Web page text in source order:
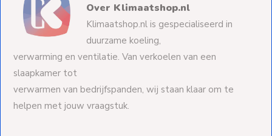
Over Klimaatshop.nl
Klimaatshop.nl is gespecialiseerd in
duurzame koeling,
verwarming en ventilatie. Van verkoelen van een
slaapkamer tot
verwarmen van bedrijfspanden, wij staan klaar om te
helpen met jouw vraagstuk.